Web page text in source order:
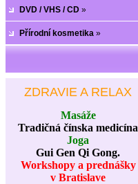
DVD / VHS / CD »
Přírodní kosmetika »
ZDRAVIE A RELAX
Masáže
Tradičná čínska medicína
Joga
Gui Gen Qi Gong.
Workshopy a prednášky
v Bratislave